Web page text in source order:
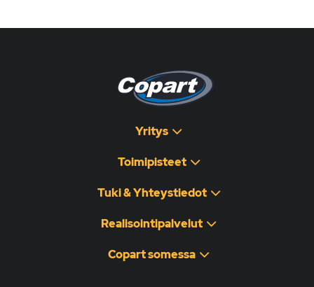
Yritys
Toimipisteet
Tuki & Yhteystiedot
Realisointipalvelut
Copart somessa